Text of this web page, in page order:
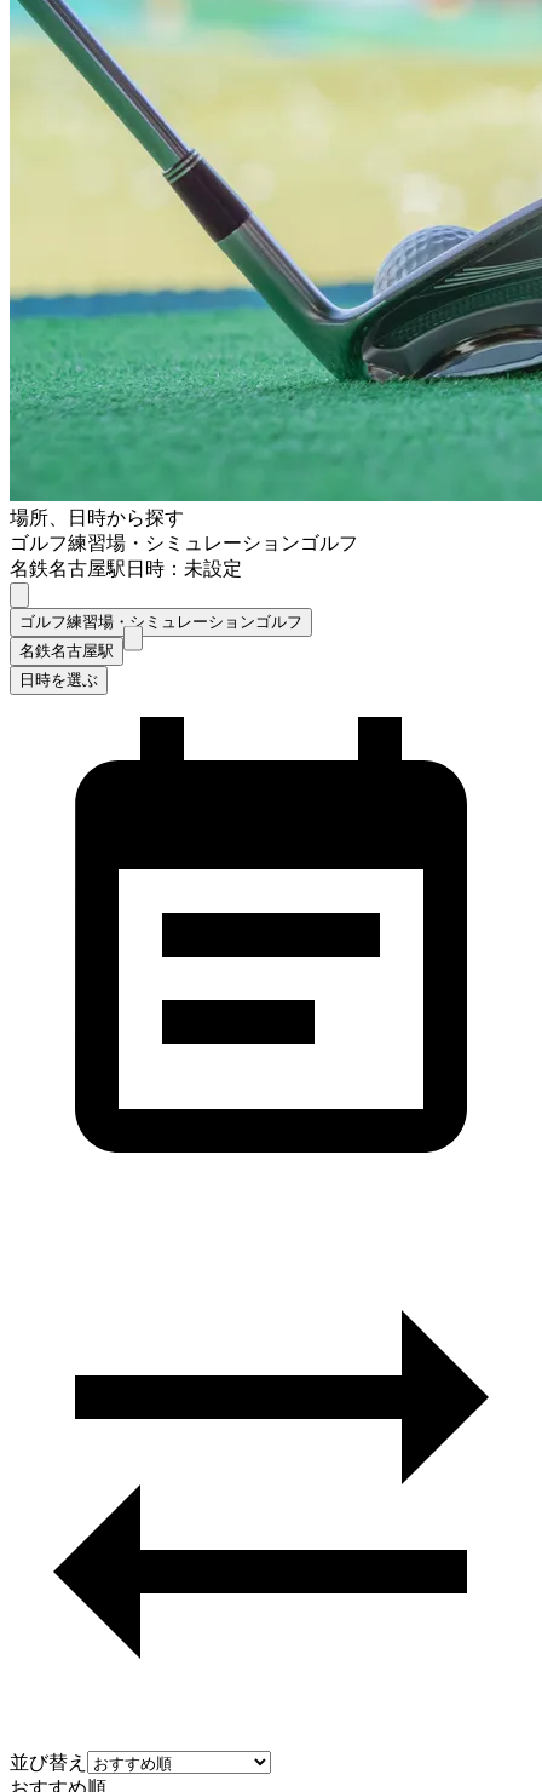
場所、日時から探す
ゴルフ練習場・シミュレーションゴルフ
名鉄名古屋駅日時：未設定
ゴルフ練習場・シミュレーションゴルフ
名鉄名古屋駅
日時を選ぶ
並び替え